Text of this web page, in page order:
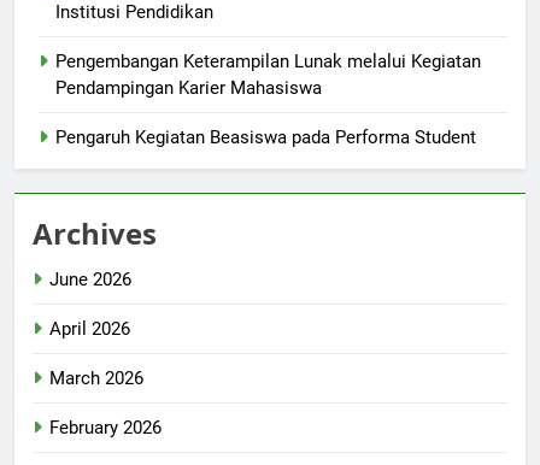
Institusi Pendidikan
Pengembangan Keterampilan Lunak melalui Kegiatan
Pendampingan Karier Mahasiswa
Pengaruh Kegiatan Beasiswa pada Performa Student
Archives
June 2026
April 2026
March 2026
February 2026